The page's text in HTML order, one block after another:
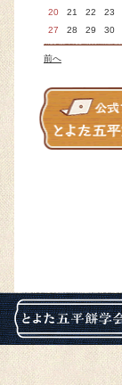
20
21 22 23
27
28 29 30
前へ